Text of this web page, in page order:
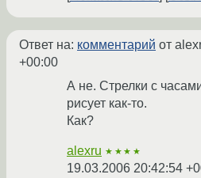
Ответ на: комментарий от
+00:00
А не. Стрелки с
рисует как-то.
Как?
alexru ★★★★
19.03.2006 20:42:54